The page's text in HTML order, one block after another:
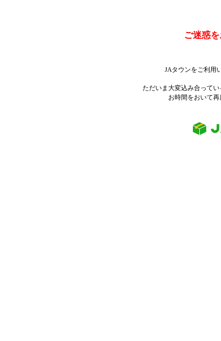
ご迷惑
JAタウンをご利用
ただいま大変込み合って
お時間をおいて